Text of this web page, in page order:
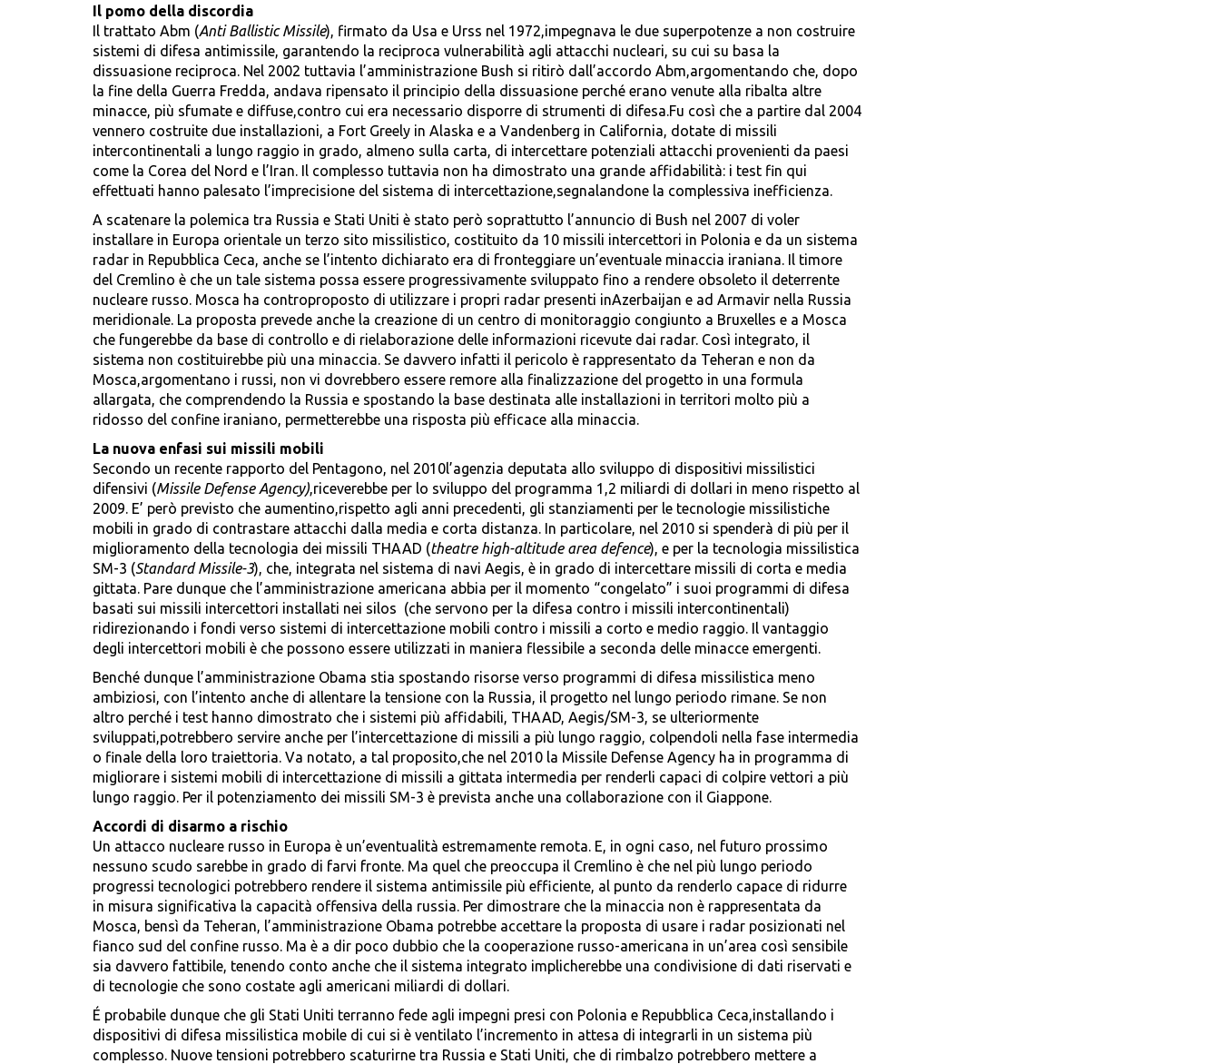
Il pomo della discordia
Il trattato Abm (Anti Ballistic Missile), firmato da Usa e Urss nel 1972,impegnava le due superpotenze a non costruire
sistemi di difesa antimissile, garantendo la reciproca vulnerabilità agli attacchi nucleari, su cui su basa la
dissuasione reciproca. Nel 2002 tuttavia l’amministrazione Bush si ritirò dall’accordo Abm,argomentando che, dopo
la fine della Guerra Fredda, andava ripensato il principio della dissuasione perché erano venute alla ribalta altre
minacce, più sfumate e diffuse,contro cui era necessario disporre di strumenti di difesa.Fu così che a partire dal 2004
vennero costruite due installazioni, a Fort Greely in Alaska e a Vandenberg in California, dotate di missili
intercontinentali a lungo raggio in grado, almeno sulla carta, di intercettare potenziali attacchi provenienti da paesi
come la Corea del Nord e l’Iran. Il complesso tuttavia non ha dimostrato una grande affidabilità: i test fin qui
effettuati hanno palesato l’imprecisione del sistema di intercettazione,segnalandone la complessiva inefficienza.
A scatenare la polemica tra Russia e Stati Uniti è stato però soprattutto l’annuncio di Bush nel 2007 di voler
installare in Europa orientale un terzo sito missilistico, costituito da 10 missili intercettori in Polonia e da un sistema
radar in Repubblica Ceca, anche se l’intento dichiarato era di fronteggiare un’eventuale minaccia iraniana. Il timore
del Cremlino è che un tale sistema possa essere progressivamente sviluppato fino a rendere obsoleto il deterrente
nucleare russo. Mosca ha controproposto di utilizzare i propri radar presenti inAzerbaijan e ad Armavir nella Russia
meridionale. La proposta prevede anche la creazione di un centro di monitoraggio congiunto a Bruxelles e a Mosca
che fungerebbe da base di controllo e di rielaborazione delle informazioni ricevute dai radar. Così integrato, il
sistema non costituirebbe più una minaccia. Se davvero infatti il pericolo è rappresentato da Teheran e non da
Mosca,argomentano i russi, non vi dovrebbero essere remore alla finalizzazione del progetto in una formula
allargata, che comprendendo la Russia e spostando la base destinata alle installazioni in territori molto più a
ridosso del confine iraniano, permetterebbe una risposta più efficace alla minaccia.
La nuova enfasi sui missili mobili
Secondo un recente rapporto del Pentagono, nel 2010l’agenzia deputata allo sviluppo di dispositivi missilistici
difensivi (Missile Defense Agency),riceverebbe per lo sviluppo del programma 1,2 miliardi di dollari in meno rispetto al
2009. E’ però previsto che aumentino,rispetto agli anni precedenti, gli stanziamenti per le tecnologie missilistiche
mobili in grado di contrastare attacchi dalla media e corta distanza. In particolare, nel 2010 si spenderà di più per il
miglioramento della tecnologia dei missili THAAD (theatre high-altitude area defence), e per la tecnologia missilistica
SM-3 (Standard Missile-3), che, integrata nel sistema di navi Aegis, è in grado di intercettare missili di corta e media
gittata. Pare dunque che l’amministrazione americana abbia per il momento “congelato” i suoi programmi di difesa
basati sui missili intercettori installati nei silos (che servono per la difesa contro i missili intercontinentali)
ridirezionando i fondi verso sistemi di intercettazione mobili contro i missili a corto e medio raggio. Il vantaggio
degli intercettori mobili è che possono essere utilizzati in maniera flessibile a seconda delle minacce emergenti.
Benché dunque l’amministrazione Obama stia spostando risorse verso programmi di difesa missilistica meno
ambiziosi, con l’intento anche di allentare la tensione con la Russia, il progetto nel lungo periodo rimane. Se non
altro perché i test hanno dimostrato che i sistemi più affidabili, THAAD, Aegis/SM-3, se ulteriormente
sviluppati,potrebbero servire anche per l’intercettazione di missili a più lungo raggio, colpendoli nella fase intermedia
o finale della loro traiettoria. Va notato, a tal proposito,che nel 2010 la Missile Defense Agency ha in programma di
migliorare i sistemi mobili di intercettazione di missili a gittata intermedia per renderli capaci di colpire vettori a più
lungo raggio. Per il potenziamento dei missili SM-3 è prevista anche una collaborazione con il Giappone.
Accordi di disarmo a rischio
Un attacco nucleare russo in Europa è un’eventualità estremamente remota. E, in ogni caso, nel futuro prossimo
nessuno scudo sarebbe in grado di farvi fronte. Ma quel che preoccupa il Cremlino è che nel più lungo periodo
progressi tecnologici potrebbero rendere il sistema antimissile più efficiente, al punto da renderlo capace di ridurre
in misura significativa la capacità offensiva della russia. Per dimostrare che la minaccia non è rappresentata da
Mosca, bensì da Teheran, l’amministrazione Obama potrebbe accettare la proposta di usare i radar posizionati nel
fianco sud del confine russo. Ma è a dir poco dubbio che la cooperazione russo-americana in un’area così sensibile
sia davvero fattibile, tenendo conto anche che il sistema integrato implicherebbe una condivisione di dati riservati e
di tecnologie che sono costate agli americani miliardi di dollari.
É probabile dunque che gli Stati Uniti terranno fede agli impegni presi con Polonia e Repubblica Ceca,installando i
dispositivi di difesa missilistica mobile di cui si è ventilato l’incremento in attesa di integrarli in un sistema più
complesso. Nuove tensioni potrebbero scaturirne tra Russia e Stati Uniti, che di rimbalzo potrebbero mettere a